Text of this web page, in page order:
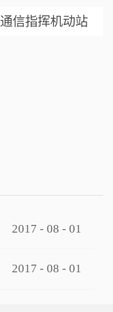
信指挥机动站
2017 - 08 - 01
2017 - 08 - 01